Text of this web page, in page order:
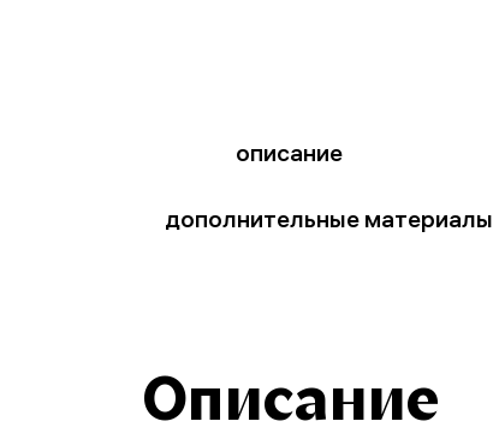
описание
дополнительные материалы
Описание